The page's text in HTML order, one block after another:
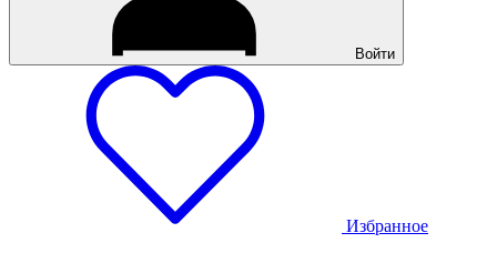
Войти
Избранное